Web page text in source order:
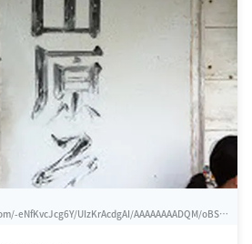
eNfKvcJcg6Y/UIzKrAcdgAI/AAAAAAAADQM/oBS1d